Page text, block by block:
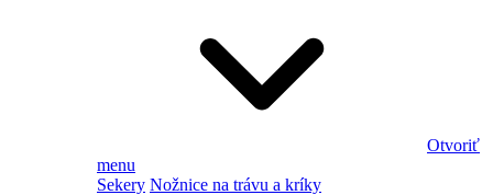
Otvoriť
menu
Sekery Nožnice na trávu a kríky